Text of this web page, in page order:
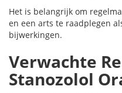
Het is belangrijk om
en een arts te raadplegen
bijwerkingen.
Verwachte
Stanozolol